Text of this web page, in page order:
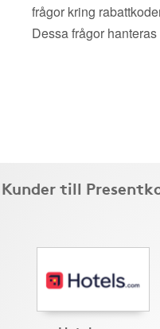
frågor kring
Dessa frågor hanteras
Kunder till